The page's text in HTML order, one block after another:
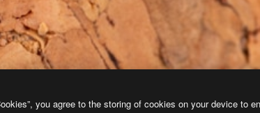
you agree to the storing of cookies on your device to